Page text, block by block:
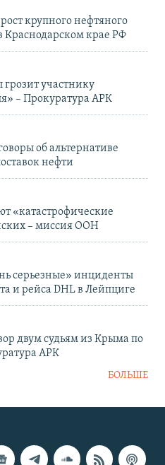
крупного нефтяного
Краснодарском крае РФ
участнику
– Прокуратура АРК
об альтернативе
нефти
«катастрофические
– миссия ООН
серьезные» инциденты
и рейса DHL в Лейпциге
двум судьям из Крыма по
АРК
БОЛЬШЕ